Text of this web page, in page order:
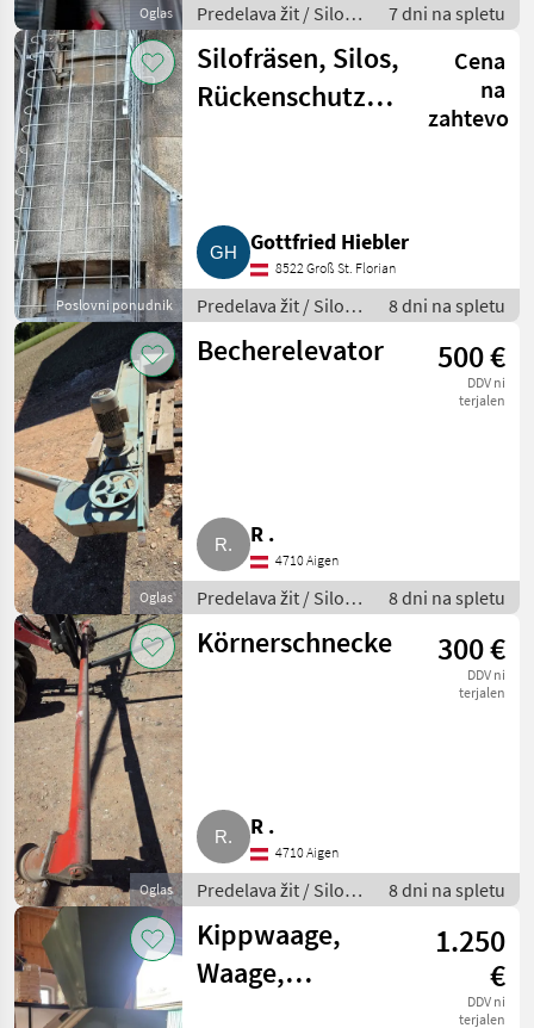
Oglas
Predelava žit / Silos
za žita
7 dni na spletu
Poslovni ponudnik
Silofräsen, Silos,
Rückenschutz
Cena
na
zahtevo
Gottfried Hiebler
8522 Groß St. Florian
Predelava žit / Silos
za žita
8 dni na spletu
Oglas
Becherelevator 500 €
DDV ni
terjalen
R .
4710 Aigen
Predelava žit / Silos
za žita
8 dni na spletu
Oglas
Körnerschnecke 300 €
DDV ni
terjalen
R .
4710 Aigen
Predelava žit / Silos
za žita
8 dni na spletu
Kippwaage,
Waage,
1.250
€
DDV ni
terjalen